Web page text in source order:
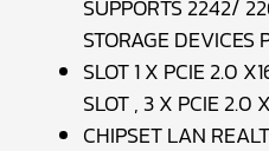
SUPPORTS 2242/
STORAGE DEVICES
SLOT 1 X PCIE 2.0
SLOT , 3 X PCIE 2.0
CHIPSET LAN